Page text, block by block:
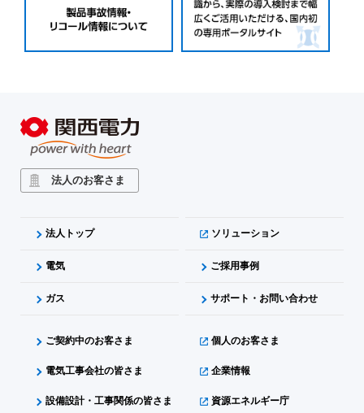
法人のお客さま
法人トップ ソリューション
電気 ご採用事例
ガス サポート・お問い合わせ
ご契約中のお客さま
電気工事会社の皆さま
設備設計・工事関係の皆さま
個人のお客さま
企業情報
資源エネルギー庁